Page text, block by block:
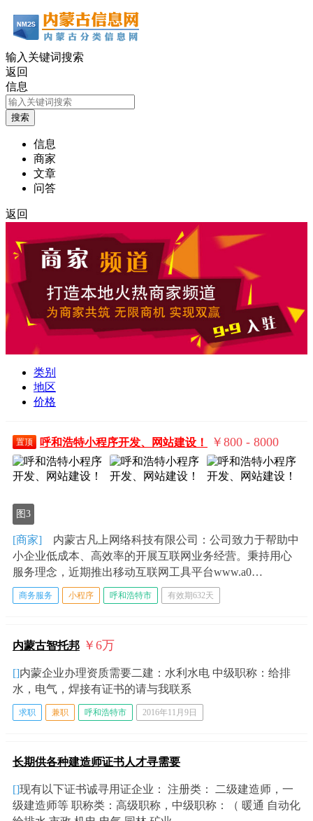
输入关键词搜索
返回
信息
信息
商家
文章
问答
返回
类别
地区
价格
置顶 呼和浩特小程序开发、网站建设！ ￥800 - 8000
图3
[商家] 内蒙古凡上网络科技有限公司：公司致力于帮助中
小企业低成本、高效率的开展互联网业务经营。秉持用心
服务理念，近期推出移动互联网工具平台www.a0…
商务服务 小程序 呼和浩特市 有效期632天
内蒙古智托邦 ￥6万
[]内蒙企业办理资质需要二建：水利水电 中级职称：给排
水，电气，焊接有证书的请与我联系
求职 兼职 呼和浩特市 2016年11月9日
长期供各种建造师证书人才寻需要
[]现有以下证书诚寻用证企业： 注册类： 二级建造师，一
级建造师等 职称类：高级职称，中级职称：（ 暖通 自动化